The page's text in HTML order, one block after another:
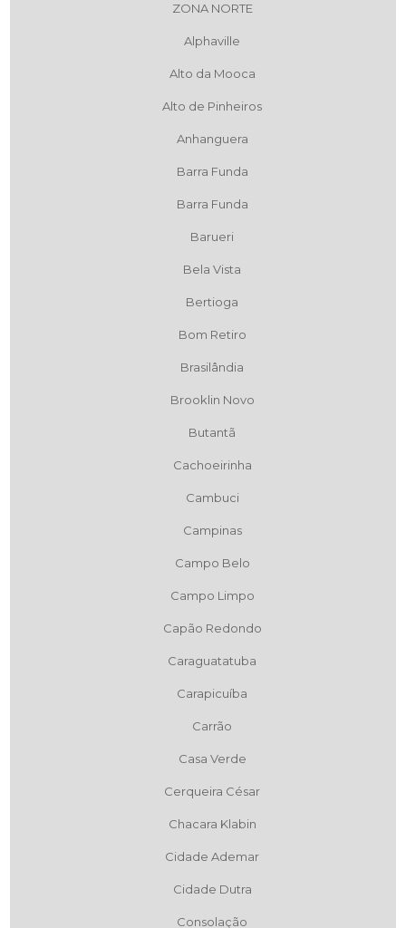
ZONA NORTE
Alphaville
Alto da Mooca
Alto de Pinheiros
Anhanguera
Barra Funda
Barra Funda
Barueri
Bela Vista
Bertioga
Bom Retiro
Brasilândia
Brooklin Novo
Butantã
Cachoeirinha
Cambuci
Campinas
Campo Belo
Campo Limpo
Capão Redondo
Caraguatatuba
Carapicuíba
Carrão
Casa Verde
Cerqueira César
Chacara Klabin
Cidade Ademar
Cidade Dutra
Consolação